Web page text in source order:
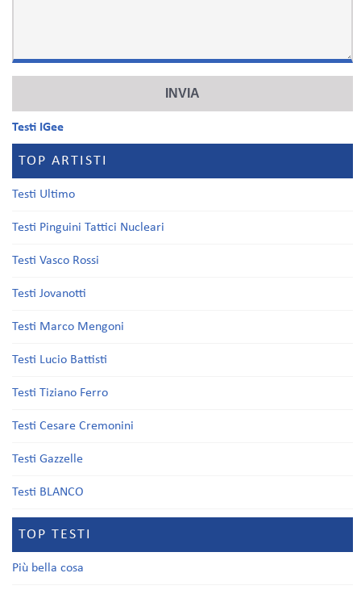
Testi IGee
TOP ARTISTI
Testi Ultimo
Testi Pinguini Tattici Nucleari
Testi Vasco Rossi
Testi Jovanotti
Testi Marco Mengoni
Testi Lucio Battisti
Testi Tiziano Ferro
Testi Cesare Cremonini
Testi Gazzelle
Testi BLANCO
TOP TESTI
Più bella cosa